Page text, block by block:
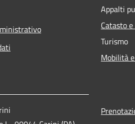
Appalti
Catasto
Turismo
Mobilità